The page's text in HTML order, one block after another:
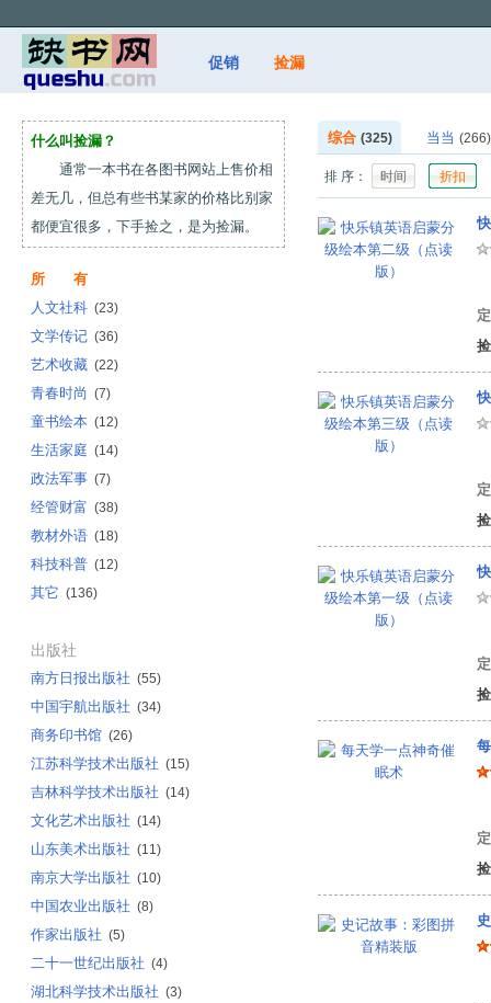
促销 捡漏
什么叫捡漏？
通常一本书在各图书网站上售价相
差无几，但总有些书某家的价格比别家
都便宜很多，下手捡之，是为捡漏。
所 有
人文社科 (23)
文学传记 (36)
艺术收藏 (22)
青春时尚 (7)
童书绘本 (12)
生活家庭 (14)
政法军事 (7)
经管财富 (38)
教材外语 (18)
科技科普 (12)
其它 (136)
出版社
南方日报出版社 (55)
中国宇航出版社 (34)
商务印书馆 (26)
江苏科学技术出版社 (15)
吉林科学技术出版社 (14)
文化艺术出版社 (14)
山东美术出版社 (11)
南京大学出版社 (10)
中国农业出版社 (8)
作家出版社 (5)
二十一世纪出版社 (4)
湖北科学技术出版社 (3)
综合 (325) 当当 (266)
排 序： 时间 折扣